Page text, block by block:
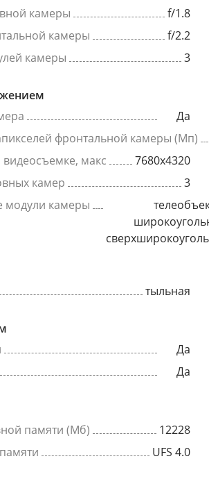
камеры
f/1.8
камеры
f/2.2
камеры
3
Да
фронтальной камеры (Мп)
макс
7680x4320
камер
3
модули камеры
тыльная
Да
Да
памяти (Мб)
12228
UFS 4.0